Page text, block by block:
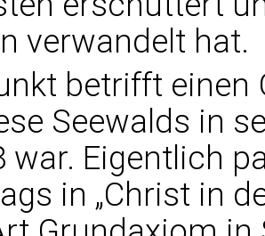
verwandelt hat.
betrifft einen
Seewalds in
war. Eigentlich
in „Christ in